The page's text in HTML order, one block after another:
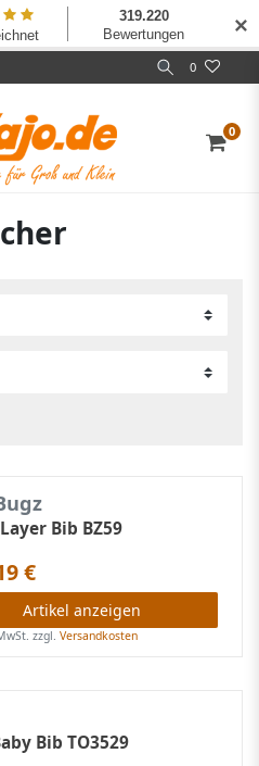
0
0
Bib BZ59
€
Artikel anzeigen
zzgl.Versandkosten
Bib TO3529
✕